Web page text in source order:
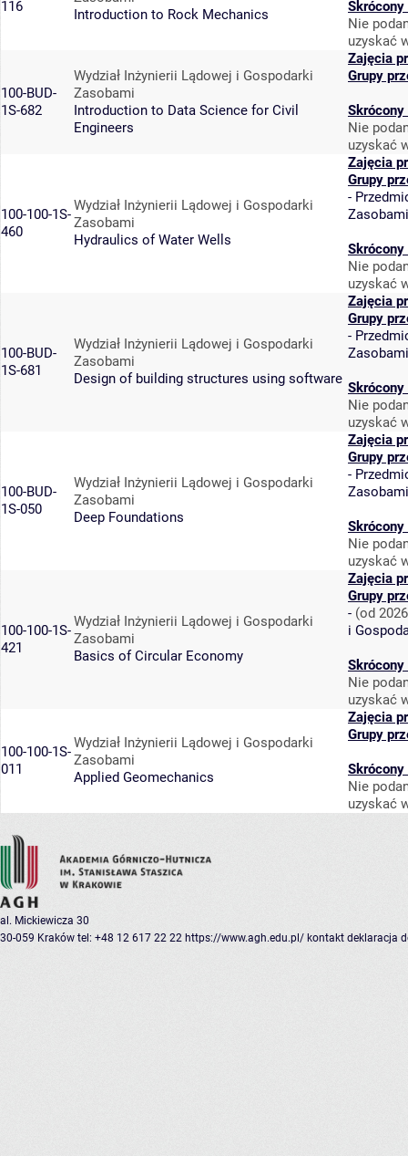
116
Introduction to Rock Mechanics
Skrócony
Nie
uzyskać
100-BUD-
1S-682
Wydział Inżynierii Lądowej i Gospodarki
Zasobami
Introduction to Data Science for Civil
Engineers
Zajęcia
Grupy
Skrócony
Nie
uzyskać
100-100-1S-
460
Wydział Inżynierii Lądowej i Gospodarki
Zasobami
Hydraulics of Water Wells
Zajęcia
Grupy
-
Zasobami
Skrócony
Nie
uzyskać
100-BUD-
1S-681
Wydział Inżynierii Lądowej i Gospodarki
Zasobami
Design of building structures using software
Zajęcia
Grupy
-
Zasobami
Skrócony
Nie
uzyskać
100-BUD-
1S-050
Wydział Inżynierii Lądowej i Gospodarki
Zasobami
Deep Foundations
Zajęcia
Grupy
-
Zasobami
Skrócony
Nie
uzyskać
100-100-1S-
421
Wydział Inżynierii Lądowej i Gospodarki
Zasobami
Basics of Circular Economy
Zajęcia
Grupy
- (od
i
Skrócony
Nie
uzyskać
100-100-1S-
011
Wydział Inżynierii Lądowej i Gospodarki
Zasobami
Applied Geomechanics
Zajęcia
Grupy
Skrócony
Nie
uzyskać
al. Mickiewicza 30
30-059 Kraków tel: +48 12 617 22 22 https://www.agh.edu.pl/ kontakt deklaracja